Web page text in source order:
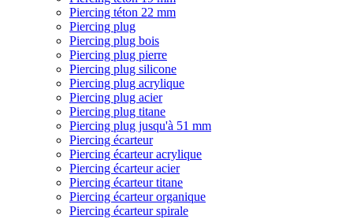
Piercing téton 22 mm
Piercing plug
Piercing plug bois
Piercing plug pierre
Piercing plug silicone
Piercing plug acrylique
Piercing plug acier
Piercing plug titane
Piercing plug jusqu'à 51 mm
Piercing écarteur
Piercing écarteur acrylique
Piercing écarteur acier
Piercing écarteur titane
Piercing écarteur organique
Piercing écarteur spirale